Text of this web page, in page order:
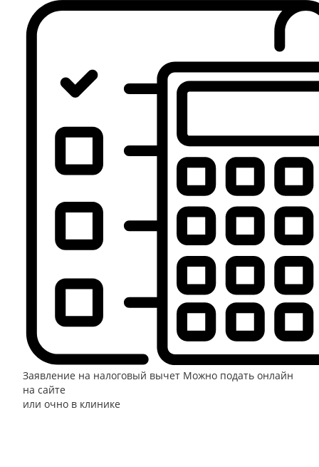
Заявление на налоговый вычет Можно подать онлайн
на сайте
или очно в клинике